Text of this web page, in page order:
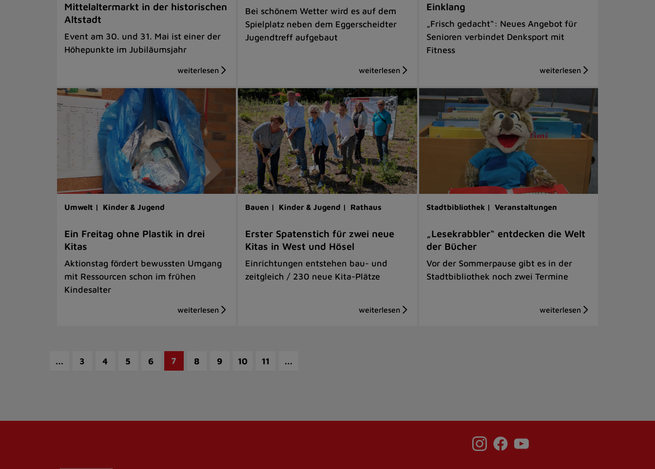
Mittelaltermarkt in der historischen
Altstadt
Event am 30. und 31. Mai ist einer der
Höhepunkte im Jubiläumsjahr
Bei schönem Wetter wird es auf dem
Spielplatz neben dem Eggerscheidter
Jugendtreff aufgebaut
Einklang
„Frisch gedacht“: Neues Angebot für
Senioren verbindet Denksport mit
Fitness
Umwelt | Kinder & Jugend
Ein Freitag ohne Plastik in drei
Kitas
Aktionstag fördert bewussten Umgang
mit Ressourcen schon im frühen
Kindesalter
Bauen | Kinder & Jugend | Rathaus
Erster Spatenstich für zwei neue
Kitas in West und Hösel
Einrichtungen entstehen bau- und
zeitgleich / 230 neue Kita-Plätze
Stadtbibliothek | Veranstaltungen
„Lesekrabbler“ entdecken die Welt
der Bücher
Vor der Sommerpause gibt es in der
Stadtbibliothek noch zwei Termine
… 3 4 5 6 7 8 9 10 11 …